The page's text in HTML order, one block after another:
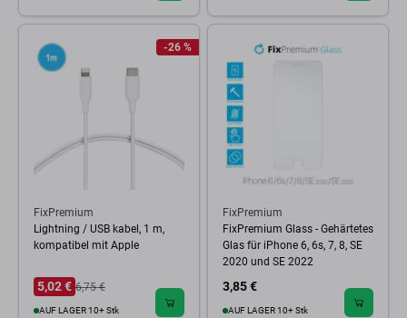
-26 %
FixPremium
Lightning / USB kabel, 1 m,
kompatibel mit Apple
5,02 € 6,75 €
AUF LAGER 10+ Stk
FixPremium
FixPremium Glass - Gehärtetes
Glas für iPhone 6, 6s, 7, 8, SE
2020 und SE 2022
3,85 €
AUF LAGER 10+ Stk